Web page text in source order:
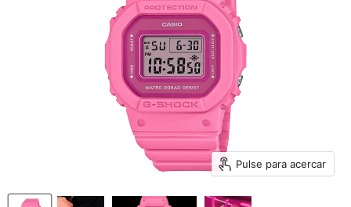
Pulse para acercar